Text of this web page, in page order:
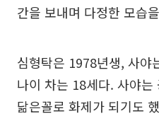
간을 보내며 다정한 모습
심형탁은 1978년생, 사야
나이 차는 18세다. 사야
닮은꼴로 화제가 되기도